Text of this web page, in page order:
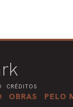
CRÉDITOS
OBRAS PELO